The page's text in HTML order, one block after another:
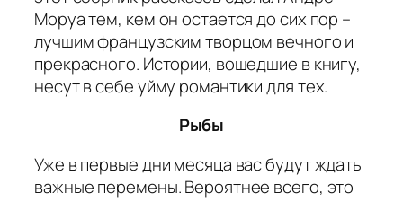
Моруа тем, кем он остается до сих пор –
лучшим французским творцом вечного и
прекрасного. Истории, вошедшие в книгу,
несут в себе уйму романтики для тех.
Рыбы
Уже в первые дни месяца вас будут ждать
важные перемены. Вероятнее всего, это